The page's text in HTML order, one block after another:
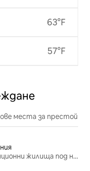
63°F
57°F
места за престой
Ваканционни жилища под наем